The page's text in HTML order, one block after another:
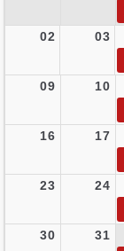
02 03
09 10
16 17
23 24
30 31